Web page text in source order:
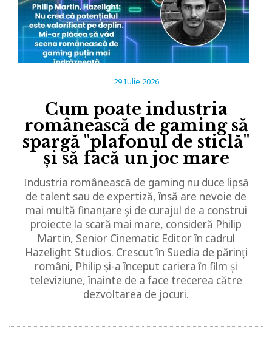
29 Iulie 2026
Cum poate industria
românească de gaming să
spargă "plafonul de sticlă"
și să facă un joc mare
Industria românească de gaming nu duce lipsă
de talent sau de expertiză, însă are nevoie de
mai multă finanțare și de curajul de a construi
proiecte la scară mai mare, consideră Philip
Martin, Senior Cinematic Editor în cadrul
Hazelight Studios. Crescut în Suedia de părinți
români, Philip și-a început cariera în film și
televiziune, înainte de a face trecerea către
dezvoltarea de jocuri.